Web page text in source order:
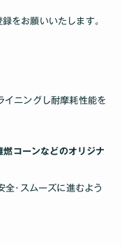
をお願いいたします。
イニングし耐摩耗性能を
コーンなどのオリジナ
全･スムーズに進むよう